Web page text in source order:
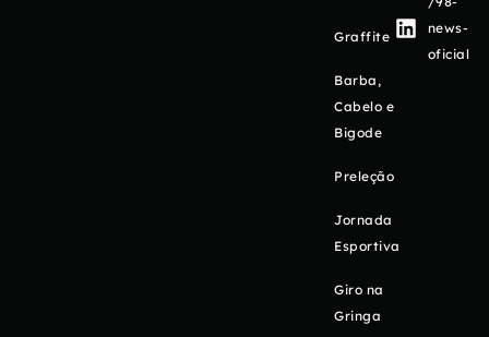
Graffite
Barba,
Cabelo e
Bigode
Preleção
Jornada
Esportiva
Giro na
Gringa
news-
oficial